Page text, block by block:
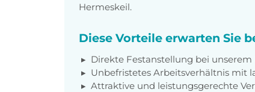
Hermeskeil.
Diese Vorteile erwarten Sie
Direkte Festanstellung bei
Unbefristetes Arbeitsverhältnis mit
Attraktive und leistungsgerechte